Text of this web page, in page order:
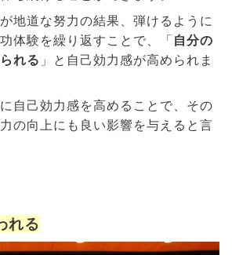
地道な努力の結果、弾けるように
体験を繰り返すことで、「自分の
れる 」と自己効力感が高められま
自己効力感を高めることで、その
の向上にも良い影響を与えると言
れる